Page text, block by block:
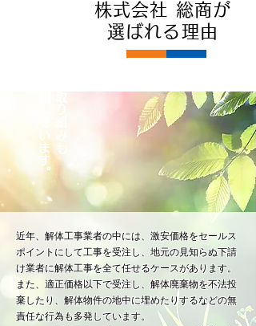
近年、解体工事業者の中には、激安価格をセールス
ポイントにして工事を受注し、地元の見知らぬ下請
け業者に解体工事を全て任せるケースがあります。
また、適正価格以下で受注し、解体廃棄物を不法投
棄したり、解体物件の地中に埋めたりするなどの無
責任な行為も多発しています。
積極的に取り組んでいます。
株式会社 総商が
選ばれる理由